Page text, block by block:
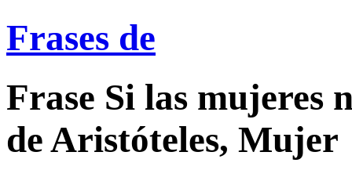
Frases de
Frase Si las mujeres
de Aristóteles, Mujer